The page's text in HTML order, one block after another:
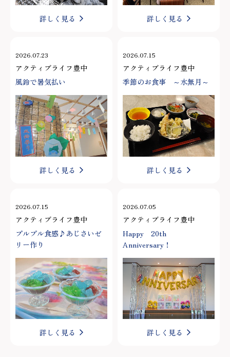
詳しく見る 詳しく見る
2026.07.23
アクティブライフ豊中
風鈴で暑気払い
詳しく見る
2026.07.15
アクティブライフ豊中
季節のお食事 ～水無月～
詳しく見る
2026.07.15
アクティブライフ豊中
プルプル食感♪あじさいゼ
リー作り
詳しく見る
2026.07.05
アクティブライフ豊中
Happy 20th
Anniversary！
詳しく見る